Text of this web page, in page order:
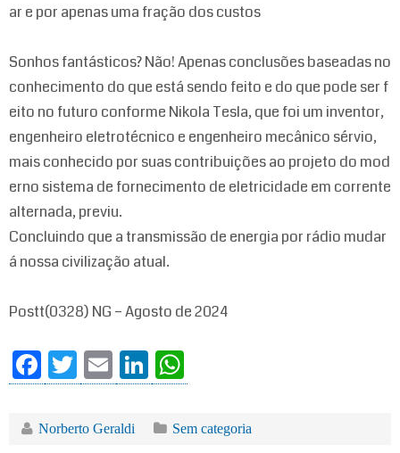
ar e por apenas uma fração dos custos
Sonhos fantásticos? Não! Apenas conclusões baseadas no
conhecimento do que está sendo feito e do que pode ser f
eito no futuro conforme Nikola Tesla, que foi um inventor,
engenheiro eletrotécnico e engenheiro mecânico sérvio,
mais conhecido por suas contribuições ao projeto do mod
erno sistema de fornecimento de eletricidade em corrente
alternada, previu.
Concluindo que a transmissão de energia por rádio mudar
á nossa civilização atual.
Postt(0328) NG – Agosto de 2024
Fa
ce
bo
T
wi
tte
E
m
ail
Li
nk
ed
ha
ts
Norberto Geraldi Sem categoria